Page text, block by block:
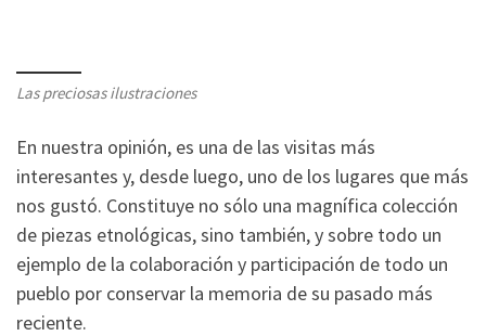
Las preciosas ilustraciones
En nuestra opinión, es una de las visitas más
interesantes y, desde luego, uno de los lugares que más
nos gustó. Constituye no sólo una magnífica colección
de piezas etnológicas, sino también, y sobre todo un
ejemplo de la colaboración y participación de todo un
pueblo por conservar la memoria de su pasado más
reciente.